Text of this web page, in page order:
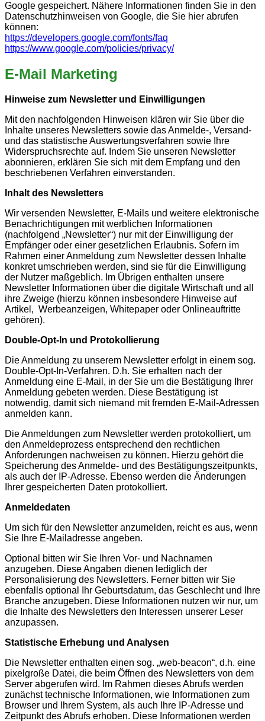
Google gespeichert. Nähere Informationen finden Sie in den
Datenschutzhinweisen von Google, die Sie hier abrufen
können:
https://developers.google.com/fonts/faq
https://www.google.com/policies/privacy/
E-Mail Marketing
Hinweise zum Newsletter und Einwilligungen
Mit den nachfolgenden Hinweisen klären wir Sie über die
Inhalte unseres Newsletters sowie das Anmelde-, Versand-
und das statistische Auswertungsverfahren sowie Ihre
Widerspruchsrechte auf. Indem Sie unseren Newsletter
abonnieren, erklären Sie sich mit dem Empfang und den
beschriebenen Verfahren einverstanden.
Inhalt des Newsletters
Wir versenden Newsletter, E-Mails und weitere elektronische
Benachrichtigungen mit werblichen Informationen
(nachfolgend „Newsletter“) nur mit der Einwilligung der
Empfänger oder einer gesetzlichen Erlaubnis. Sofern im
Rahmen einer Anmeldung zum Newsletter dessen Inhalte
konkret umschrieben werden, sind sie für die Einwilligung
der Nutzer maßgeblich. Im Übrigen enthalten unsere
Newsletter Informationen über die digitale Wirtschaft und all
ihre Zweige (hierzu können insbesondere Hinweise auf
Artikel, Werbeanzeigen, Whitepaper oder Onlineauftritte
gehören).
Double-Opt-In und Protokollierung
Die Anmeldung zu unserem Newsletter erfolgt in einem sog.
Double-Opt-In-Verfahren. D.h. Sie erhalten nach der
Anmeldung eine E-Mail, in der Sie um die Bestätigung Ihrer
Anmeldung gebeten werden. Diese Bestätigung ist
notwendig, damit sich niemand mit fremden E-Mail-Adressen
anmelden kann.
Die Anmeldungen zum Newsletter werden protokolliert, um
den Anmeldeprozess entsprechend den rechtlichen
Anforderungen nachweisen zu können. Hierzu gehört die
Speicherung des Anmelde- und des Bestätigungszeitpunkts,
als auch der IP-Adresse. Ebenso werden die Änderungen
Ihrer gespeicherten Daten protokolliert.
Anmeldedaten
Um sich für den Newsletter anzumelden, reicht es aus, wenn
Sie Ihre E-Mailadresse angeben.
Optional bitten wir Sie Ihren Vor- und Nachnamen
anzugeben. Diese Angaben dienen lediglich der
Personalisierung des Newsletters. Ferner bitten wir Sie
ebenfalls optional Ihr Geburtsdatum, das Geschlecht und Ihre
Branche anzugeben. Diese Informationen nutzen wir nur, um
die Inhalte des Newsletters den Interessen unserer Leser
anzupassen.
Statistische Erhebung und Analysen
Die Newsletter enthalten einen sog. „web-beacon“, d.h. eine
pixelgroße Datei, die beim Öffnen des Newsletters von dem
Server abgerufen wird. Im Rahmen dieses Abrufs werden
zunächst technische Informationen, wie Informationen zum
Browser und Ihrem System, als auch Ihre IP-Adresse und
Zeitpunkt des Abrufs erhoben. Diese Informationen werden